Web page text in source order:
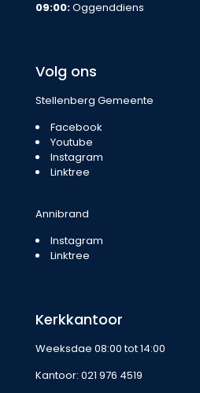
09:00:Oggenddiens
Volg ons
Stellenberg Gemeente
Facebook
Youtube
Instagram
Linktree
Annibrand
Instagram
Linktree
Kerkkantoor
Weeksdae 08:00 tot 14:00
Kantoor: 021 976 4519